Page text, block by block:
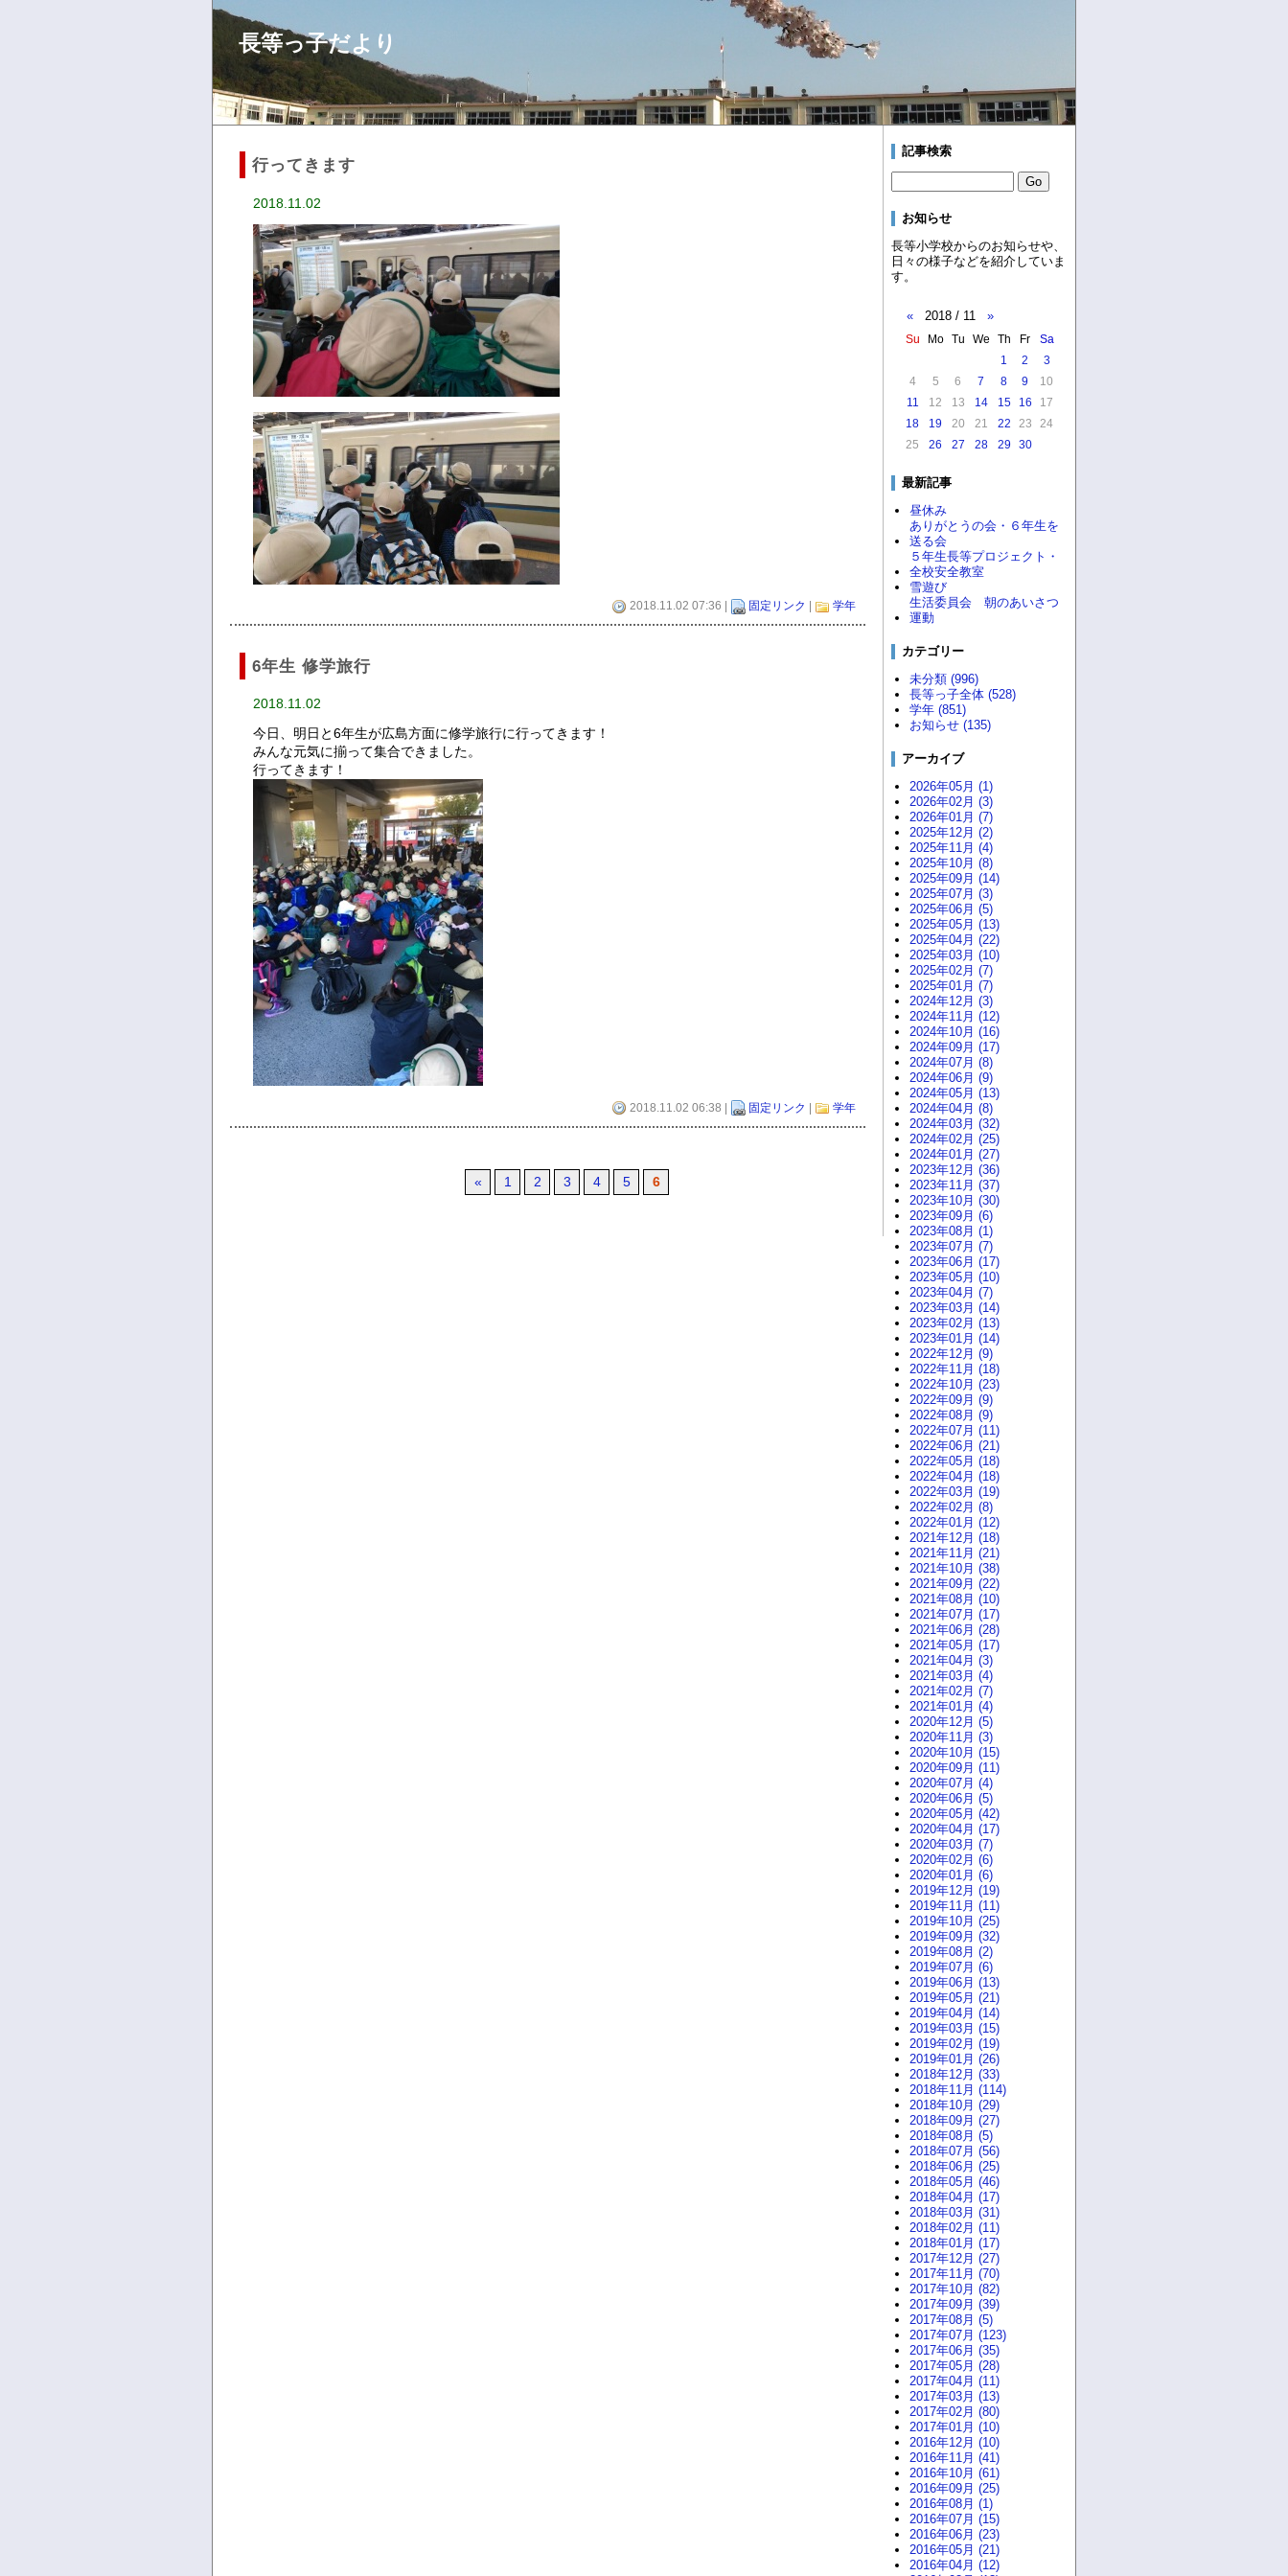
長等っ子だより
行ってきます
2018.11.02
2018.11.02 07:36 | 固定リンク 学年
6年生 修学旅行
2018.11.02
今日、明日と6年生が広島方面に修学旅行に行ってきます！
みんな元気に揃って集合できました。
行ってきます！
2018.11.02 06:38 | 固定リンク | 学年
« 1 2 3 4 5 6
記事検索
お知らせ
長等小学校からのお知らせや、
日々の様子などを紹介していま
す。
« 2018 / 11 »
Su Mo Tu We Th Fr
Sa
1
2
3
4
5 6 7 8 9
10
11
12 13 14 15 16
17
18
19 20 21 22 23
24
25
26 27 28 29 30
最新記事
昼休み
ありがとうの会・６年生を
送る会
５年生長等プロジェクト・
全校安全教室
雪遊び
生活委員会 朝のあいさつ
運動
カテゴリー
未分類 (996)
長等っ子全体 (528)
学年 (851)
お知らせ (135)
アーカイブ
2026年05月 (1)
2026年02月 (3)
2026年01月 (7)
2025年12月 (2)
2025年11月 (4)
2025年10月 (8)
2025年09月 (14)
2025年07月 (3)
2025年06月 (5)
2025年05月 (13)
2025年04月 (22)
2025年03月 (10)
2025年02月 (7)
2025年01月 (7)
2024年12月 (3)
2024年11月 (12)
2024年10月 (16)
2024年09月 (17)
2024年07月 (8)
2024年06月 (9)
2024年05月 (13)
2024年04月 (8)
2024年03月 (32)
2024年02月 (25)
2024年01月 (27)
2023年12月 (36)
2023年11月 (37)
2023年10月 (30)
2023年09月 (6)
2023年08月 (1)
2023年07月 (7)
2023年06月 (17)
2023年05月 (10)
2023年04月 (7)
2023年03月 (14)
2023年02月 (13)
2023年01月 (14)
2022年12月 (9)
2022年11月 (18)
2022年10月 (23)
2022年09月 (9)
2022年08月 (9)
2022年07月 (11)
2022年06月 (21)
2022年05月 (18)
2022年04月 (18)
2022年03月 (19)
2022年02月 (8)
2022年01月 (12)
2021年12月 (18)
2021年11月 (21)
2021年10月 (38)
2021年09月 (22)
2021年08月 (10)
2021年07月 (17)
2021年06月 (28)
2021年05月 (17)
2021年04月 (3)
2021年03月 (4)
2021年02月 (7)
2021年01月 (4)
2020年12月 (5)
2020年11月 (3)
2020年10月 (15)
2020年09月 (11)
2020年07月 (4)
2020年06月 (5)
2020年05月 (42)
2020年04月 (17)
2020年03月 (7)
2020年02月 (6)
2020年01月 (6)
2019年12月 (19)
2019年11月 (11)
2019年10月 (25)
2019年09月 (32)
2019年08月 (2)
2019年07月 (6)
2019年06月 (13)
2019年05月 (21)
2019年04月 (14)
2019年03月 (15)
2019年02月 (19)
2019年01月 (26)
2018年12月 (33)
2018年11月 (114)
2018年10月 (29)
2018年09月 (27)
2018年08月 (5)
2018年07月 (56)
2018年06月 (25)
2018年05月 (46)
2018年04月 (17)
2018年03月 (31)
2018年02月 (11)
2018年01月 (17)
2017年12月 (27)
2017年11月 (70)
2017年10月 (82)
2017年09月 (39)
2017年08月 (5)
2017年07月 (123)
2017年06月 (35)
2017年05月 (28)
2017年04月 (11)
2017年03月 (13)
2017年02月 (80)
2017年01月 (10)
2016年12月 (10)
2016年11月 (41)
2016年10月 (61)
2016年09月 (25)
2016年08月 (1)
2016年07月 (15)
2016年06月 (23)
2016年05月 (21)
2016年04月 (12)